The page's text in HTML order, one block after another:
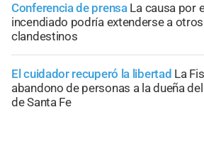
Conferencia de prensa La causa por
incendiado podría extenderse a
clandestinos
El cuidador recuperó la libertad La
abandono de personas a la dueña
de Santa Fe